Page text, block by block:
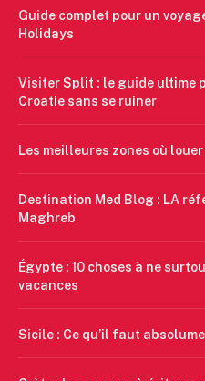
Guide complet pour un
Holidays
Visiter Split : le guide ultime
Croatie sans se ruiner
Les meilleures zones où
Destination Med Blog : LA
Maghreb
Égypte : 10 choses à ne
vacances
Sicile : Ce qu’il faut